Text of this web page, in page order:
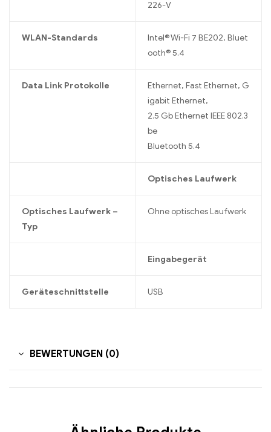
226-V
WLAN-Standards
Intel® Wi-Fi 7 BE202, Bluet
ooth® 5.4
Data Link Protokolle
Ethernet, Fast Ethernet, G
igabit Ethernet,
2.5 Gb Ethernet IEEE 802.3
be
Bluetooth 5.4
Optisches Laufwerk
Optisches Laufwerk –
Typ
Ohne optisches Laufwerk
Eingabegerät
Geräteschnittstelle USB
BEWERTUNGEN (0)